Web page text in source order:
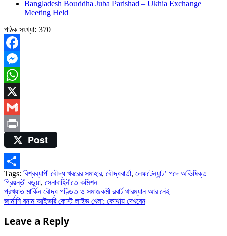
প্রিয়ন্তী
বড়ুয়া
Bangladesh Bouddha Juba Parishad – Ukhia Exchange
Meeting Held
পাঠক সংখ্যা: 370
Facebook
Messenger
WhatsApp
X
Gmail
Print
Post
Share
Tags: বিশ্বব্যাপী বৌদ্ধ খবরের সমাহার, বৌদ্ধবার্তা, লেফটেন্যান্ট’ পদে অভিষিক্ত
প্রিয়ন্তী বড়ুয়া, সেনাবাহিনীতে কমিশন
Post
প্রখ্যাত মার্কিন বৌদ্ধ পণ্ডিত ও সমাজকর্মী রবার্ট থারম্যান আর নেই
জার্মানি বনাম আইভরি কোস্ট লাইভ খেলা: কোথায় দেখবেন
Leave a Reply